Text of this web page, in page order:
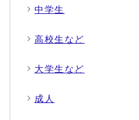
中学生
高校生など
大学生など
成人